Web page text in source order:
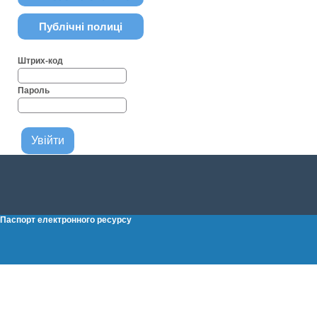
Публічні полиці
Штрих-код
Пароль
Паспорт електронного ресурсу